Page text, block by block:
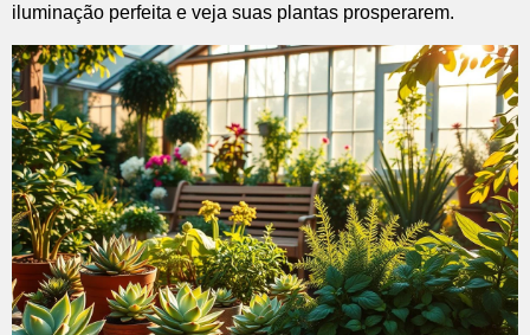
iluminação perfeita e veja suas plantas prosperarem.